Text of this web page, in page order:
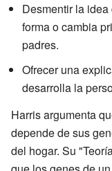
Desmentir la
forma o cambia
padres.
Ofrecer una
desarrolla la
Harris argumenta
depende de sus
del hogar. Su